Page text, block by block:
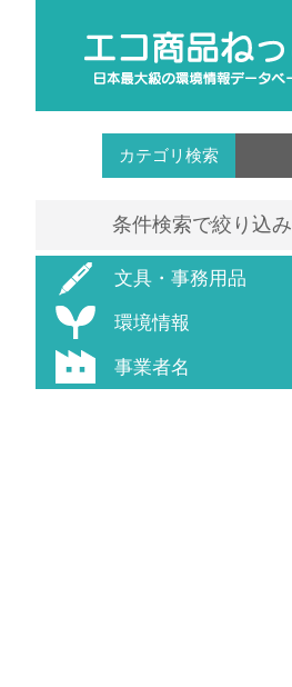
カテゴリ検索
条件検索で絞り込み
文具・事務用品
環境情報
事業者名